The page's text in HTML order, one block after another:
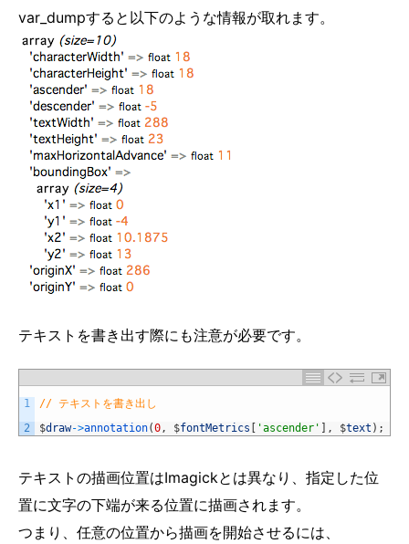
var_dumpすると以下のような情報が取れます。
テキストを書き出す際にも注意が必要です。
1
2
// テキストを書き出し
$draw->annotation(0 , $fontMetrics [ 'ascender' ] , $text ) ;
テキストの描画位置はImagickとは異なり、指定した位
置に文字の下端が来る位置に描画されます。
つまり、任意の位置から描画を開始させるには、